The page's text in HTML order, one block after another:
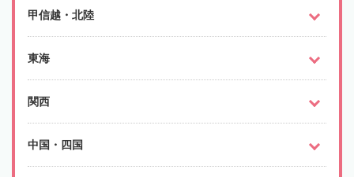
甲信越・北陸
東海
関西
中国・四国